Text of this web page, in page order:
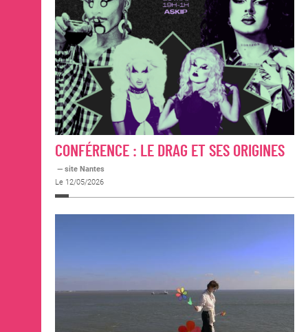
CONFÉRENCE : LE DRAG ET SES ORIGINES
— site Nantes
Le 12/05/2026